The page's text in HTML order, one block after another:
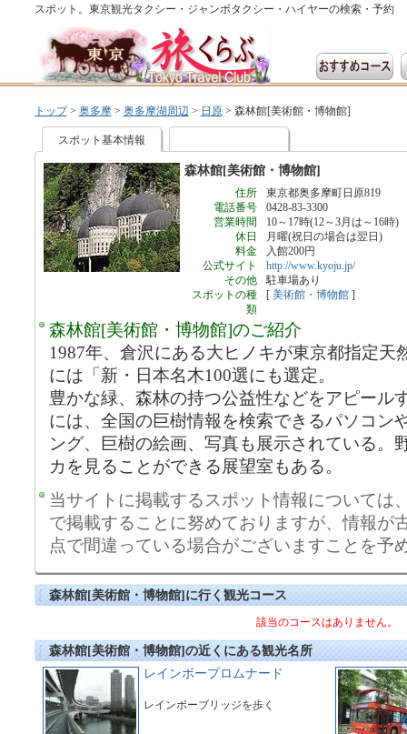
スポット。東京観光タクシー・ジャンボタクシー・ハイヤーの検索・予約
トップ> 奥多摩> 奥多摩湖周辺 > 日原> 森林館[美術館・博物館]
スポット基本情報
森林館[美術館・博物館]
住所
東京都奥多摩町日原819
電話番号
0428-83-3300
営業時間
10～17時(12～3月は～16時)
休日
月曜(祝日の場合は翌日)
料金
入館200円
公式サイト
http://www.kyoju.jp/
その他
駐車場あり
スポットの種
類
[ 美術館・博物館]
森林館[美術館・博物館]のご紹介
1987年、倉沢にある大ヒノキが東京都指定天
には「新・日本名木100選にも選定。
豊かな緑、森林の持つ公益性などをアピール
には、全国の巨樹情報を検索できるパソコン
ング、巨樹の絵画、写真も展示されている。
カを見ることができる展望室もある。
当サイトに掲載するスポット情報については
で掲載することに努めておりますが、情報が
点で間違っている場合がございますことを予
森林館[美術館・博物館]に行く観光コース
該当のコースはありません。
森林館[美術館・博物館]の近くにある観光名所
レインボープロムナード
レインボーブリッジを歩く